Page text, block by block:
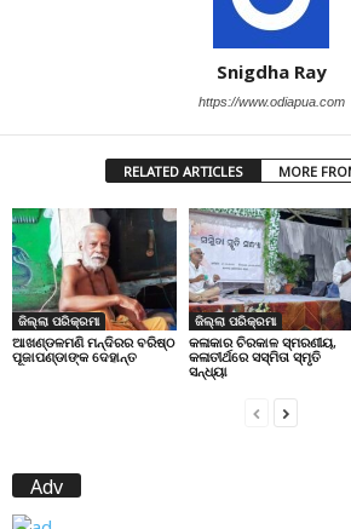
Snigdha Ray
https://www.odiapua.com
RELATED ARTICLES MORE
ଜିଲ୍ଲା ପରିକ୍ରମା
ଆଖଣ୍ଡଳମଣି ମନ୍ଦିରର ବରିଷ୍ଠ
ପୂଜାପଣ୍ଡାଙ୍କ ଦେହାନ୍ତ
ଜିଲ୍ଲା ପରିକ୍ରମା
କଳାକାର ଚିରକାଳ ସ୍ମରଣୀୟ,
କଳାତୀର୍ଥରେ ସସ୍ମିତା ସ୍ମୃତି
ସନ୍ଧ୍ୟା
Adv